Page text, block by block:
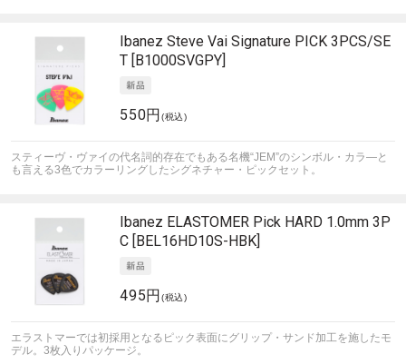
Ibanez Steve Vai Signature PICK 3PCS/SE
T [B1000SVGPY]
550円(税込)
スティーヴ・ヴァイの代名詞的存在でもある名機“JEM”のシンボル・カラ―と
も言える3色でカラーリングしたシグネチャー・ピックセット。
Ibanez ELASTOMER Pick HARD 1.0mm 3P
C [BEL16HD10S-HBK]
495円(税込)
エラストマーでは初採用となるピック表面にグリップ・サンド加工を施したモ
デル。3枚入りパッケージ。